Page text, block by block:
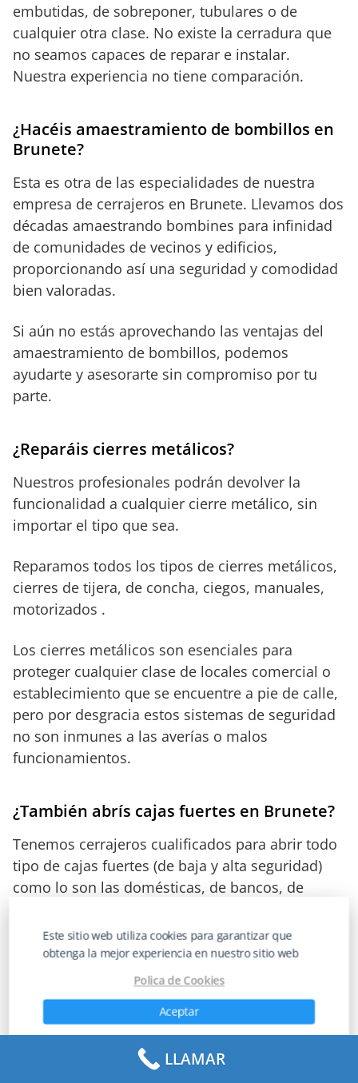
embutidas, de sobreponer, tubulares o de
cualquier otra clase. No existe la cerradura que
no seamos capaces de reparar e instalar.
Nuestra experiencia no tiene comparación.
¿Hacéis amaestramiento de bombillos en
Brunete?
Esta es otra de las especialidades de nuestra
empresa de cerrajeros en Brunete. Llevamos dos
décadas amaestrando bombines para infinidad
de comunidades de vecinos y edificios,
proporcionando así una seguridad y comodidad
bien valoradas.
Si aún no estás aprovechando las ventajas del
amaestramiento de bombillos, podemos
ayudarte y asesorarte sin compromiso por tu
parte.
¿Reparáis cierres metálicos?
Nuestros profesionales podrán devolver la
funcionalidad a cualquier cierre metálico, sin
importar el tipo que sea.
Reparamos todos los tipos de cierres metálicos,
cierres de tijera, de concha, ciegos, manuales,
motorizados .
Los cierres metálicos son esenciales para
proteger cualquier clase de locales comercial o
establecimiento que se encuentre a pie de calle,
pero por desgracia estos sistemas de seguridad
no son inmunes a las averías o malos
funcionamientos.
¿También abrís cajas fuertes en Brunete?
Tenemos cerrajeros cualificados para abrir todo
tipo de cajas fuertes (de baja y alta seguridad)
como lo son las domésticas, de bancos, de
administraciones de lotería, de bingos, de
joyerías, de hoteles, gruber, hartmann o de
cualquier otro lugar.
No existe la caja fuerte, por segura que pueda
resultar, que nuestros cerrajeros no sean
capaces de abrir. Somos los mejores abriendo
LLAMAR
Este sitio web utiliza cookies para garantizar que
obtenga la mejor experiencia en nuestro sitio web
Polica de Cookies
Aceptar